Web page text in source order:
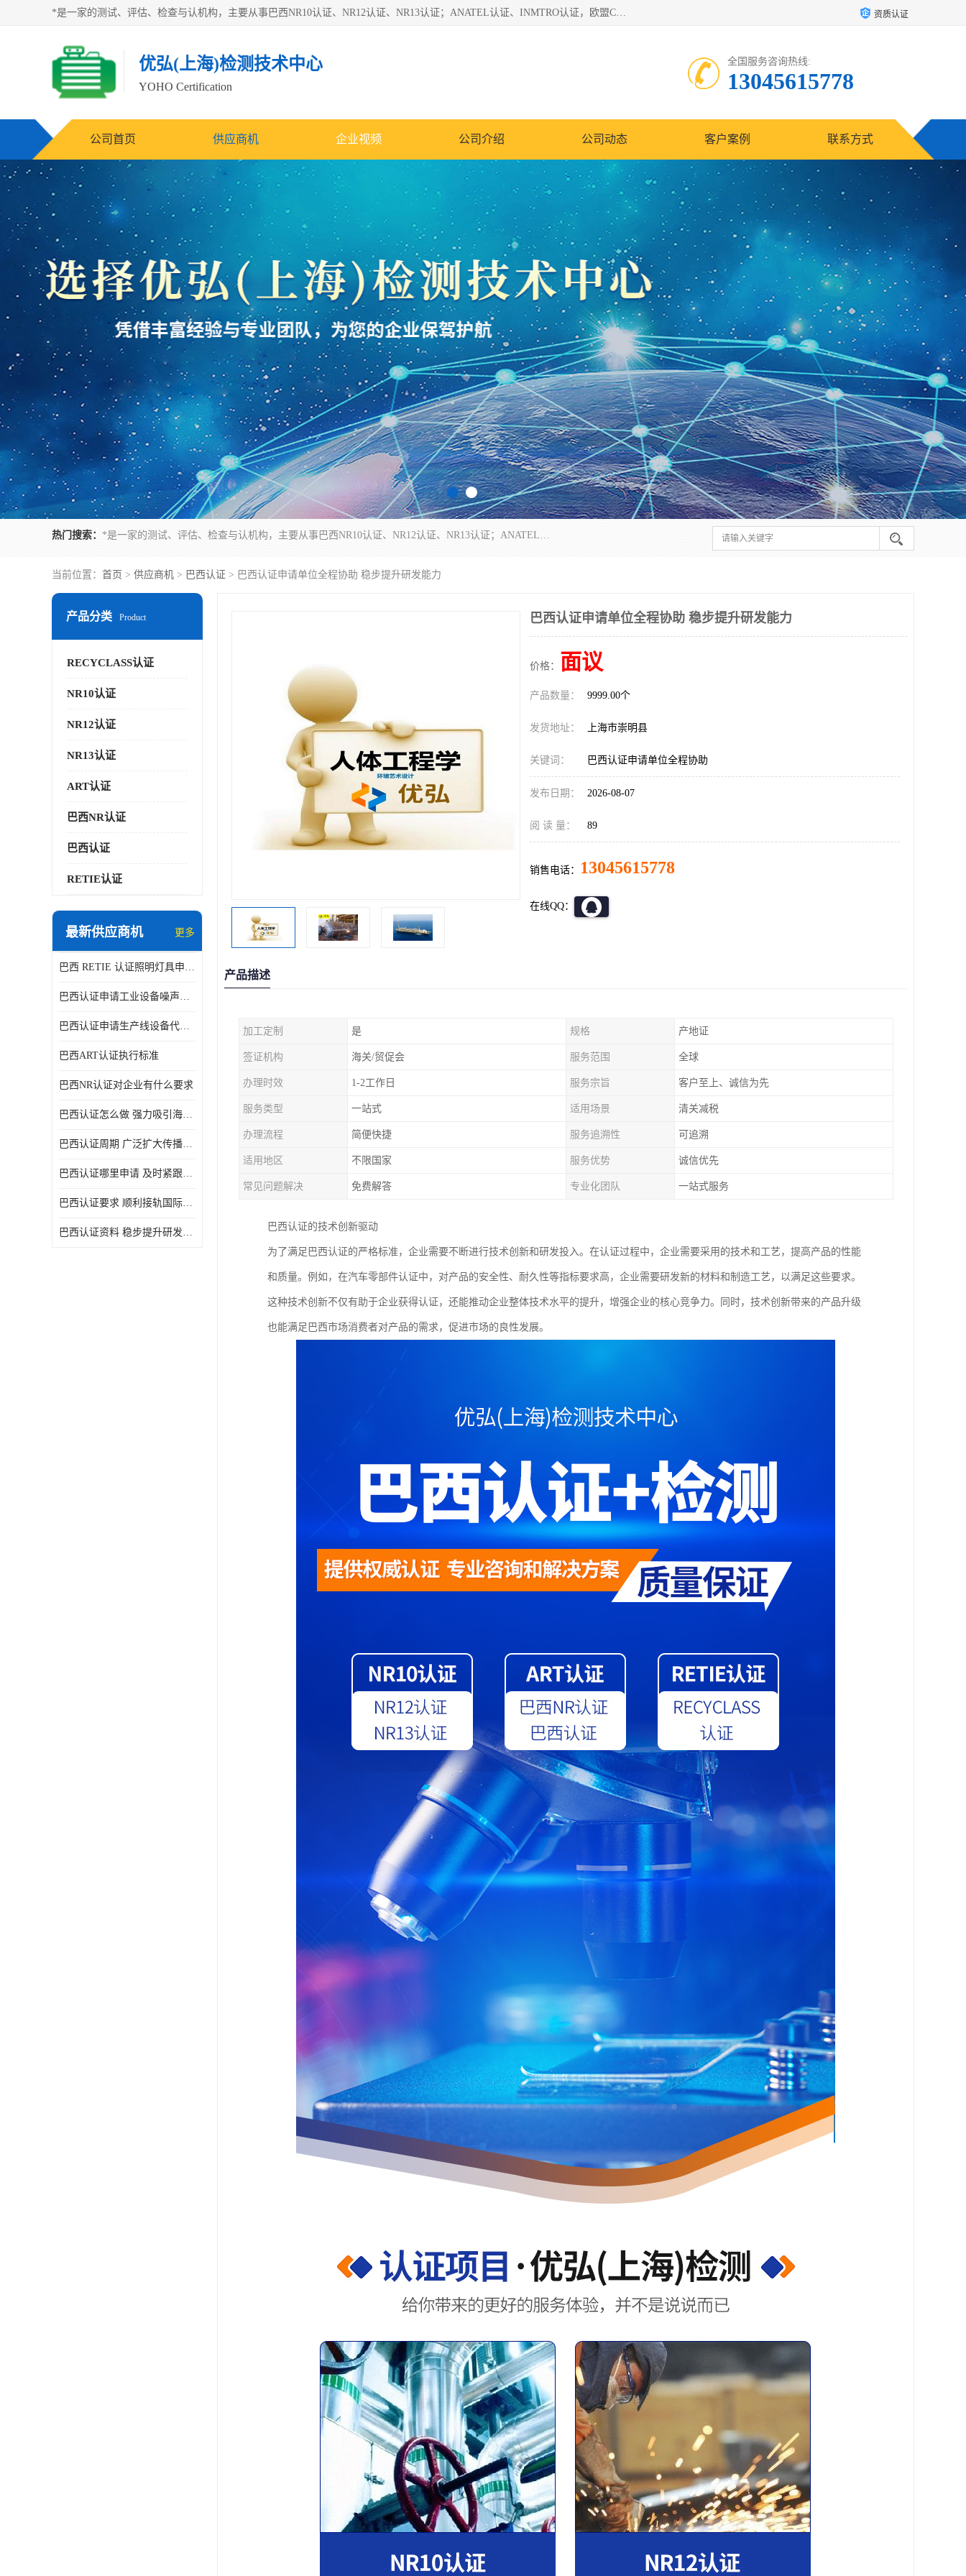
*是一家的测试、评估、检查与认机构，主要从事巴西NR10认证、NR12认证、NR13认证；ANATEL认证、INMTRO认证，欧盟CE认证：MD认证，PED认证，MID认证，ATEX认证，德国蓝色天使认证。 资质认证
优弘(上海)检测技术中心
YOHO Certification
全国服务咨询热线:
13045615778
公司首页 供应商机 企业视频 公司介绍 公司动态 客户案例 联系方式
热门搜索： *是一家的测试、评估、检查与认机构，主要从事巴西NR10认证、NR12认证、NR13认证；ANATEL认证、INMTRO认证，欧盟CE认证：MD认证，PED认证，MID认证，ATEX认证，德国蓝色天使认证。
当前位置： 首页 > 供应商机 > 巴西认证 > 巴西认证申请单位全程协助 稳步提升研发能力
产品分类 Product
RECYCLASS认证
NR10认证
NR12认证
NR13认证
ART认证
巴西NR认证
巴西认证
RETIE认证
最新供应商机 更多
巴西 RETIE 认证照明灯具申请 RETIE 认证
巴西认证申请工业设备噪声控制认证规范
巴西认证申请生产线设备代理机构选择
巴西ART认证执行标准
巴西NR认证对企业有什么要求
巴西认证怎么做 强力吸引海外投资
巴西认证周期 广泛扩大传播范围
巴西认证哪里申请 及时紧跟法规变化
巴西认证要求 顺利接轨国际规范
巴西认证资料 稳步提升研发能力
巴西认证申请单位全程协助 稳步提升研发能力
价格： 面议
产品数量： 9999.00个
发货地址： 上海市崇明县
关键词： 巴西认证申请单位全程协助
发布日期： 2026-08-07
阅 读 量： 89
销售电话： 13045615778
在线QQ：
产品描述
加工定制 是 规格 产地证
签证机构 海关/贸促会 服务范围 全球
办理时效 1-2工作日 服务宗旨 客户至上、诚信为先
服务类型 一站式 适用场景 清关减税
办理流程 简便快捷 服务追溯性 可追溯
适用地区 不限国家 服务优势 诚信优先
常见问题解决 免费解答 专业化团队 一站式服务
巴西认证的技术创新驱动
为了满足巴西认证的严格标准，企业需要不断进行技术创新和研发投入。在认证过程中，企业需要采用的技术和工艺，提高产品的性能
和质量。例如，在汽车零部件认证中，对产品的安全性、耐久性等指标要求高，企业需要研发新的材料和制造工艺，以满足这些要求。
这种技术创新不仅有助于企业获得认证，还能推动企业整体技术水平的提升，增强企业的核心竞争力。同时，技术创新带来的产品升级
也能满足巴西市场消费者对产品的需求，促进市场的良性发展。